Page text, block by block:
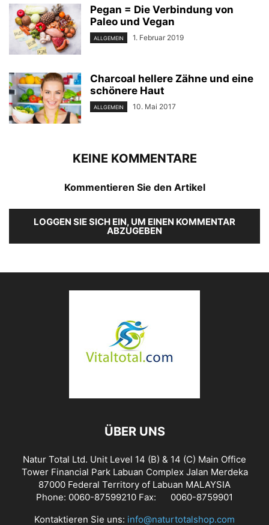
Pegan = Die Verbindung von
Paleo und Vegan
ALLGEMEIN 1. Februar 2019
Charcoal hellere Zähne und eine
schönere Haut
ALLGEMEIN 10. Mai 2017
KEINE KOMMENTARE
Kommentieren Sie den Artikel
LOGGEN SIE SICH EIN, UM EINEN KOMMENTAR
ABZUGEBEN
ÜBER UNS
Natur Total Ltd. Unit Level 14 (B) & 14 (C) Main Office
Tower Financial Park Labuan Complex Jalan Merdeka
87000 Federal Territory of Labuan MALAYSIA
Phone: 0060-87599210 Fax: 0060-8759901
Kontaktieren Sie uns: info@naturtotalshop.com